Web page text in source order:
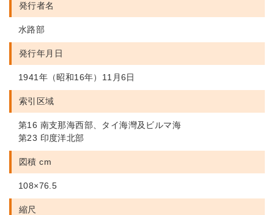
発行者名
水路部
発行年月日
1941年（昭和16年）11月6日
索引区域
第16 南支那海西部、タイ海灣及ビルマ海
第23 印度洋北部
図積 cm
108×76.5
縮尺